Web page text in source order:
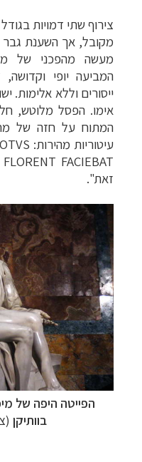
צירוף שתי דמויות
מקובל, אך השענת גבר
מעשה מהפכני של
המביעה יופי
ייסורים וללא אלימות.
אימו.הפסל מלוטש,
המתוח על חזה של
עיטוריות מהירות:
FLORENT FACIEBAT
זאת".
הפייטה היפה של
בוותיקן